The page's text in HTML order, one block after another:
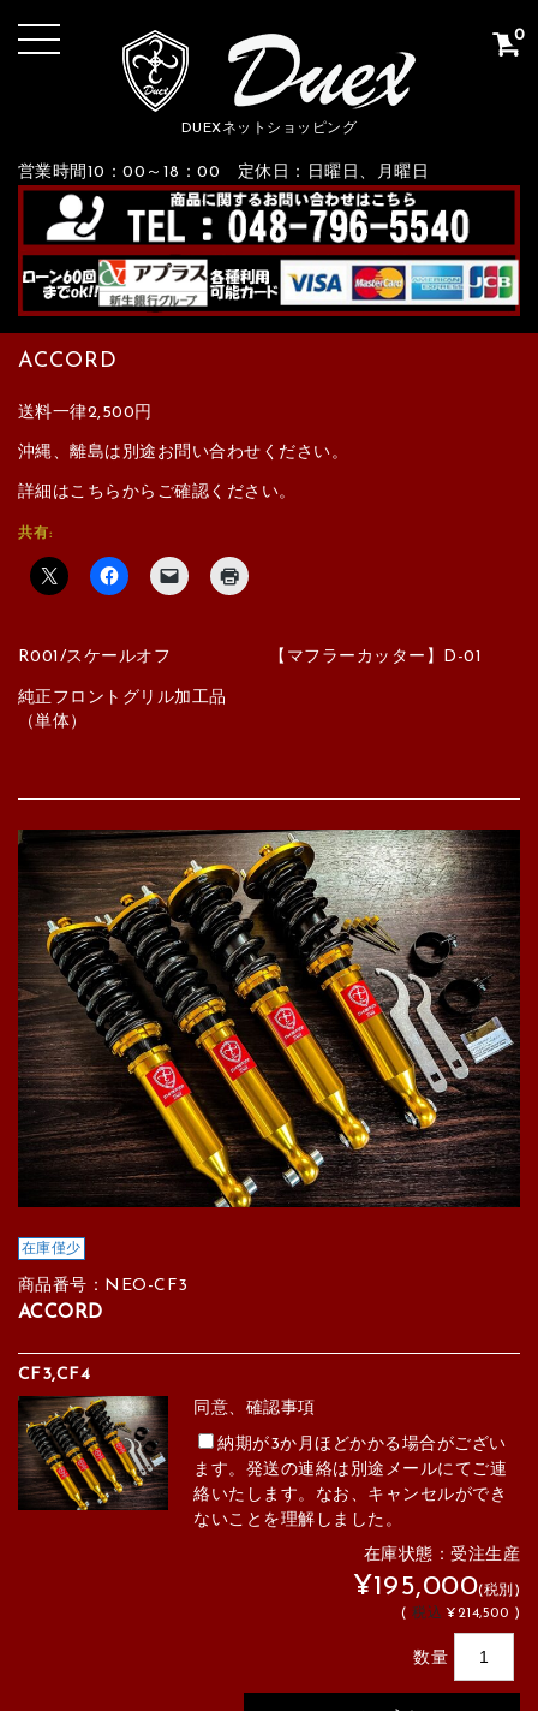
DUEXネットショッピング
営業時間10：00～18：00 定休日：日曜日、月曜日
0
ACCORD
送料一律2,500円
沖縄、離島は別途お問い合わせください。
詳細はこちらからご確認ください。
共有:
R001/スケールオフ 【マフラーカッター】D-01
純正フロントグリル加工品
（単体）
在庫僅少
商品番号：NEO-CF3
ACCORD
CF3,CF4
同意、確認事項
納期が3か月ほどかかる場合がござい
ます。発送の連絡は別途メールにてご連
絡いたします。なお、キャンセルができ
ないことを理解しました。
在庫状態：受注生産
¥195,000(税別)
(税込 ¥214,500 )
数量